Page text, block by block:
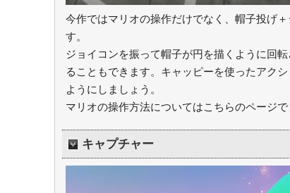
今作ではマリオの操作だけでなく、帽子投げ
す。
ジョイコンを振って帽子が円を描くように回
ることもできます。キャッピーを使ったアク
ようにしましょう。
マリオの操作方法についてはこちらのページで
キャプチャー